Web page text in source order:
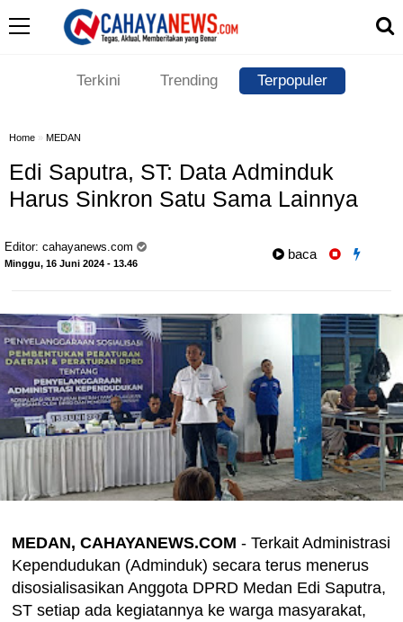
Terkini Trending Terpopuler
Home » MEDAN
Edi Saputra, ST: Data Adminduk
Harus Sinkron Satu Sama Lainnya
Editor: cahayanews.com
Minggu, 16 Juni 2024 - 13.46
baca
MEDAN, CAHAYANEWS.COM - Terkait Administrasi
Kependudukan (Adminduk) secara terus menerus
disosialisasikan Anggota DPRD Medan Edi Saputra,
ST setiap ada kegiatannya ke warga masyarakat,